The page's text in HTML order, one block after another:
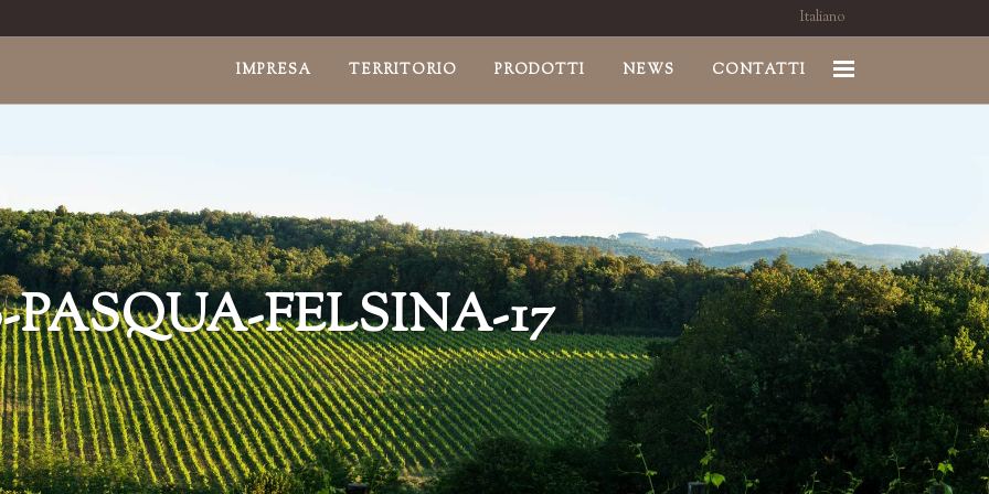
Italiano
IMPRESA TERRITORIO PRODOTTI NEWS CONTATTI
PASQUA-FELSINA-17